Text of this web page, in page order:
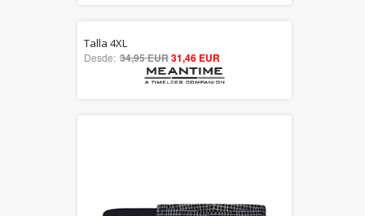
5.00
out of 5
Talla 4XL
Desde: 34,95 EUR31,46 EUR